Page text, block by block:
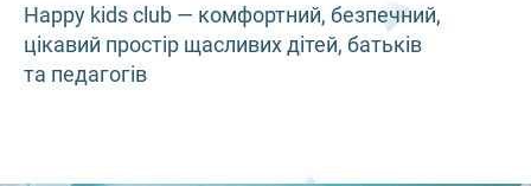
Happy kids club — комфортний, безпечний,
цікавий простір щасливих дітей, батьків
та педагогів